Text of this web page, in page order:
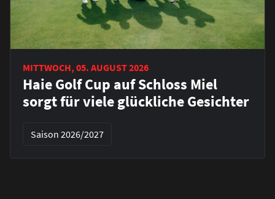
MITTWOCH, 05. AUGUST 2026
Haie Golf Cup auf Schloss Miel
sorgt für viele glückliche Gesichter
Saison 2026/2027